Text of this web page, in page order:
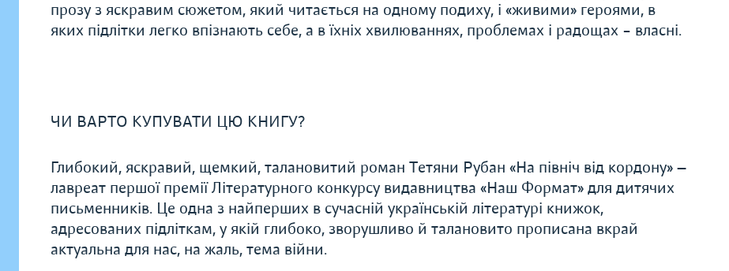
прозу з яскравим сюжетом, який читається на одному подиху, і «живими» героями, в
яких підлітки легко впізнають себе, а в їхніх хвилюваннях, проблемах і радощах – власні.
ЧИ ВАРТО КУПУВАТИ ЦЮ КНИГУ?
Глибокий, яскравий, щемкий, талановитий роман Тетяни Рубан «На північ від кордону» —
лавреат першої премії Літературного конкурсу видавництва «Наш Формат» для дитячих
письменників. Це одна з найперших в сучасній українській літературі книжок,
адресованих підліткам, у якій глибоко, зворушливо й талановито прописана вкрай
актуальна для нас, на жаль, тема війни.